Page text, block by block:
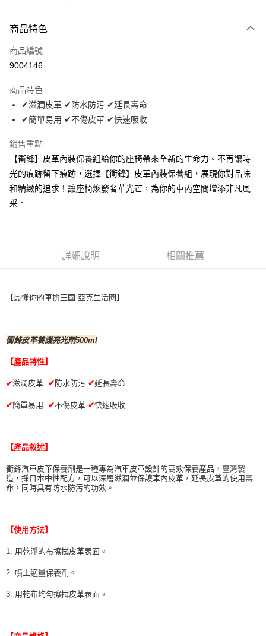
信用卡一次付款
超商取貨付款
Apple Pay
街口支付
悠遊付
Google Pay
全盈+PAY
AFTEE先享後付是「在收到商品之後才付款」的支付方式。 讓您購物簡單
３．安心：先確認商品／服務後，再付款。
結帳頁面，進行簡訊認證並確認金額後，即可完成結帳。
２．訂單成立數日內，您將收到繳費通知簡訊。
３．收到繳費通知簡訊後14天內，點擊此簡訊中的連結，可透過四大超商／
ATM／網路銀行／等多元方式進行付款，方視為交易完成。
※ 請注意：結帳手續完成當下不需立刻繳費，但若您需要取消訂單，請聯絡
購買商品的店家。未經商家同意取消之訂單仍視為有效，需透過AFTEE先享
後付繳納相關費用。
※ 交易是否成功請以「AFTEE先享後付 」之結帳頁面顯示為準，若有關於
【注意事項】
１．透過由恩沛科技股份有限公司提供之「AFTEE先享後付」服務完成之交
易，需依本服務之必要範圍內提供個人資料，並將交易相關給付款項請求債
權轉讓予恩沛科技股份有限公司。
「AFTEE先享後付」，若未經同意申辦者引起之損失，本公司不負相關責
４．使用「AFTEE先享後付」時，將依據個別帳號之用戶狀況，依本公司即
請求用戶進行身份認證。
恩沛科技股份有限公司將有權停止該用戶之使用額度並採取法律行動。
全家取貨付款 (運費60$)
付款後全家取貨 (運費70$)
每筆NT$70，滿NT$490(含以上)免運費
付款後萊爾富取貨 (運費70$)
7-11取貨付款 (運費70$)
每筆NT$70，滿NT$490(含以上)免運費
付款後7-11取貨 (運費70$)
宅配寄送，滿490免運費(運費$70)
商品特色
商品編號
9004146
商品特色
✔滋潤皮革 ✔防水防污 ✔延長壽命
✔簡單易用 ✔不傷皮革 ✔快速吸收
銷售重點
【衝鋒】皮革內裝保養組給你的座椅帶來全新的生命力。不再讓時
光的痕跡留下痕跡，選擇【衝鋒】皮革內裝保養組，展現你對品味
和精緻的追求！讓座椅煥發奢華光芒，為你的車內空間增添非凡風
采。
詳細說明 相關推薦
【最懂你的車拚王國-亞克生活圈】
衝鋒皮革養護亮光劑500ml
【產品特性】
✔滋潤皮革 ✔ 防水防污 ✔延長壽命
✔簡單易用 ✔不傷皮革 ✔快速吸收
【產品敘述】
衝鋒汽車皮革保養劑是一種專為汽車皮革設計的高效保養產品，臺灣製
造，採日本中性配方，可以深層滋潤並保護車內皮革，延長皮革的使用壽
命，同時具有防水防污的功效。
【使用方法】
1. 用乾淨的布擦拭皮革表面。
2. 噴上適量保養劑。
3. 用乾布均勻擦拭皮革表面。